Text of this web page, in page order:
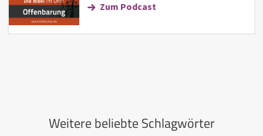
Zum Podcast
Weitere beliebte Schlagwörter